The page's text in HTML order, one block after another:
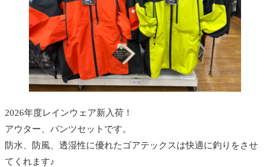
2026年度レインウェア新入荷！
アウター、パンツセットです。
防水、防風、透湿性に優れたゴアテックスは快適に釣りをさせ
てくれます♪